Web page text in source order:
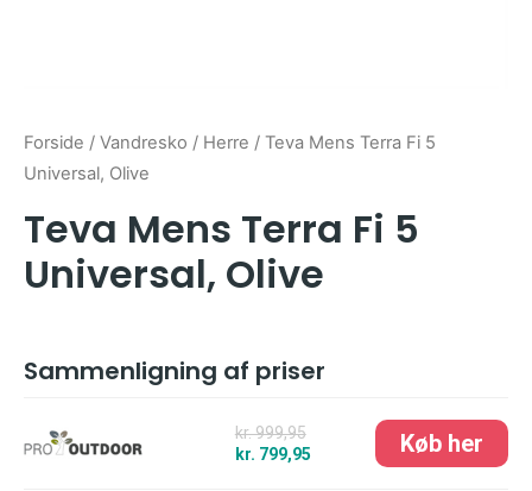
Forside / Vandresko / Herre / Teva Mens Terra Fi 5
Universal, Olive
Teva Mens Terra Fi 5
Universal, Olive
Sammenligning af priser
kr. 999,95
kr. 799,95